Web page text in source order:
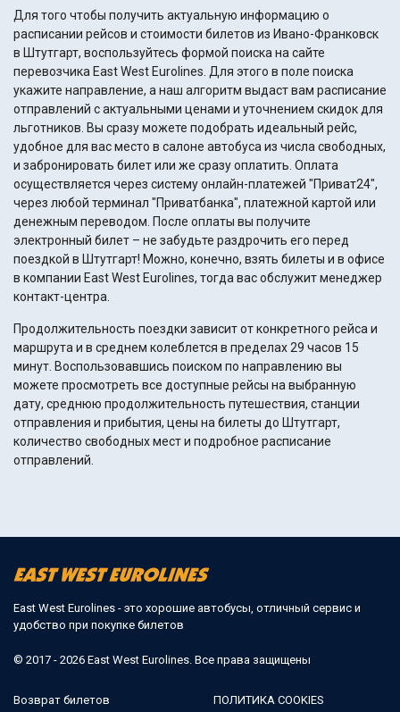
Для того чтобы получить актуальную информацию о
расписании рейсов и стоимости билетов из Ивано-Франковск
в Штутгарт, воспользуйтесь формой поиска на сайте
перевозчика East West Eurolines. Для этого в поле поиска
укажите направление, а наш алгоритм выдаст вам расписание
отправлений с актуальными ценами и уточнением скидок для
льготников. Вы сразу можете подобрать идеальный рейс,
удобное для вас место в салоне автобуса из числа свободных,
и забронировать билет или же сразу оплатить. Оплата
осуществляется через систему онлайн-платежей "Приват24",
через любой терминал "Приватбанка", платежной картой или
денежным переводом. После оплаты вы получите
электронный билет – не забудьте раздрочить его перед
поездкой в Штутгарт! Можно, конечно, взять билеты и в офисе
в компании East West Eurolines, тогда вас обслужит менеджер
контакт-центра.
Продолжительность поездки зависит от конкретного рейса и
маршрута и в среднем колеблется в пределах 29 часов 15
минут. Воспользовавшись поиском по направлению вы
можете просмотреть все доступные рейсы на выбранную
дату, среднюю продолжительность путешествия, станции
отправления и прибытия, цены на билеты до Штутгарт,
количество свободных мест и подробное расписание
отправлений.
East West Eurolines - это хорошие автобусы, отличный сервис и
удобство при покупке билетов
© 2017 - 2026 East West Eurolines. Все права защищены
Возврат билетов ПОЛИТИКА COOKIES